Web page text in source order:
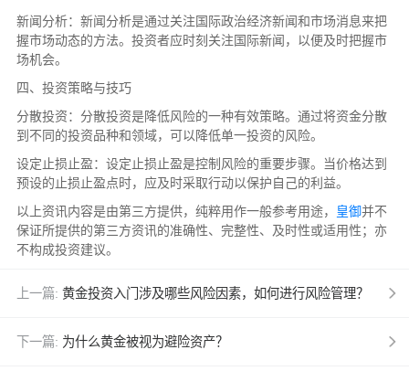
新闻分析：新闻分析是通过关注国际政治经济新闻和市场消息来把
握市场动态的方法。投资者应时刻关注国际新闻，以便及时把握市
场机会。
四、投资策略与技巧
分散投资：分散投资是降低风险的一种有效策略。通过将资金分散
到不同的投资品种和领域，可以降低单一投资的风险。
设定止损止盈：设定止损止盈是控制风险的重要步骤。当价格达到
预设的止损止盈点时，应及时采取行动以保护自己的利益。
以上资讯内容是由第三方提供，纯粹用作一般参考用途， 皇御并不
保证所提供的第三方资讯的准确性、完整性、及时性或适用性；亦
不构成投资建议。
上一篇: 黄金投资入门涉及哪些风险因素，如何进行风险管理？
下一篇: 为什么黄金被视为避险资产？